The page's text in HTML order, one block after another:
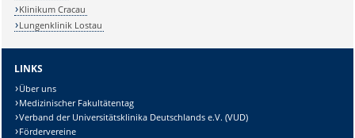
Klinikum Cracau
Lungenklinik Lostau
LINKS
Über uns
Medizinischer Fakultätentag
Verband der Universitätsklinika Deutschlands e.V. (VUD)
Fördervereine